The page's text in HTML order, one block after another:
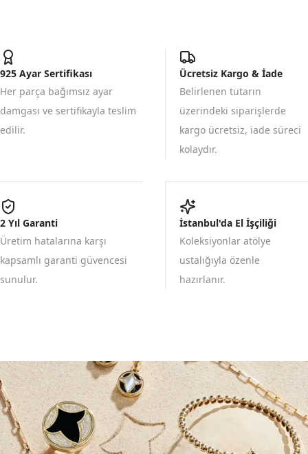
925 Ayar Sertifikası
Her parça bağımsız ayar
damgası ve sertifikayla teslim
edilir.
Ücretsiz Kargo & İade
Belirlenen tutarın
üzerindeki siparişlerde
kargo ücretsiz, iade süreci
kolaydır.
2 Yıl Garanti
Üretim hatalarına karşı
kapsamlı garanti güvencesi
sunulur.
İstanbul'da El İşçiliği
Koleksiyonlar atölye
ustalığıyla özenle
hazırlanır.